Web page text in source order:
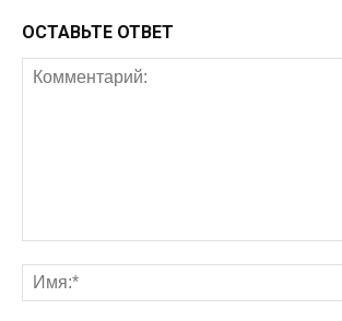
ОСТАВЬТЕ ОТВЕТ